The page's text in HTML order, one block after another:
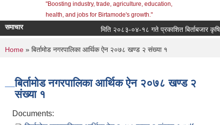
"Boosting industry, trade, agriculture, education,
health, and jobs for Birtamode's growth."
समाचार मिति २०८३-०४-१८ गते प्रकाशित बिर्ताबजार कृषि
You are here
Home » बिर्तामोड नगरपालिका आर्थिक ऐन २०७८ खण्ड २ संख्या १
बिर्तामोड नगरपालिका आर्थिक ऐन २०७८ खण्ड २
संख्या १
Documents: